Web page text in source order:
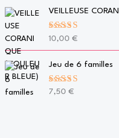
VEILLEUSE
Note5.00
10,00 €
Jeu de 6 familles
Note
7,50 €